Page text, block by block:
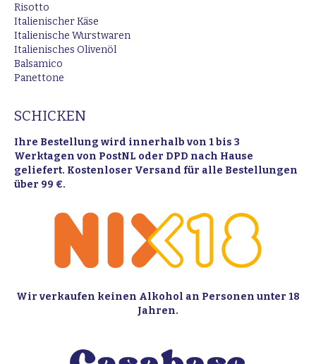
Risotto
Italienischer Käse
Italienische Wurstwaren
Italienisches Olivenöl
Balsamico
Panettone
SCHICKEN
Ihre Bestellung wird innerhalb von 1 bis 3
Werktagen von PostNL oder DPD nach Hause
geliefert. Kostenloser Versand für alle Bestellungen
über 99 €.
Wir verkaufen keinen Alkohol an Personen unter 18
Jahren.